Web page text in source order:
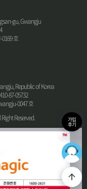
gu, Gwangju
호
Republic of Korea
87-05732
0047 호
Reserved.
가입
후기
365
최적